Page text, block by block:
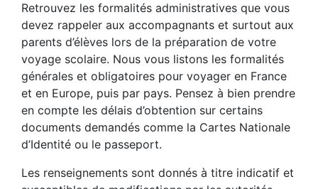
Retrouvez les formalités administratives que vous
devez rappeler aux accompagnants et surtout aux
parents d’élèves lors de la préparation de votre
voyage scolaire. Nous vous listons les formalités
générales et obligatoires pour voyager en France
et en Europe, puis par pays. Pensez à bien prendre
en compte les délais d’obtention sur certains
documents demandés comme la Cartes Nationale
d’Identité ou le passeport.
Les renseignements sont donnés à titre indicatif et